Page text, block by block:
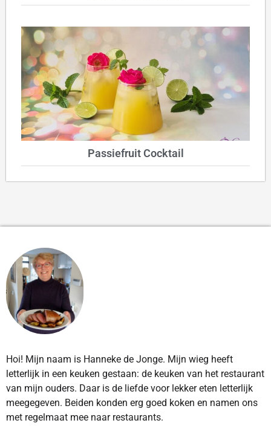
Passiefruit Cocktail
Hoi! Mijn naam is Hanneke de Jonge. Mijn wieg heeft
letterlijk in een keuken gestaan: de keuken van het restaurant
van mijn ouders. Daar is de liefde voor lekker eten letterlijk
meegegeven. Beiden konden erg goed koken en namen ons
met regelmaat mee naar restaurants.